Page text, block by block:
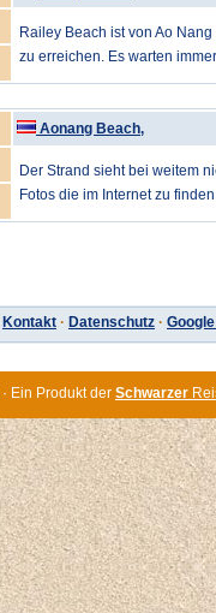
Railey Beach ist von Ao
zu erreichen. Es warten
Aonang Beach,
Der Strand sieht bei weitem
Fotos die im Internet zu
Kontakt · Datenschutz ·
· Ein Produkt der Schwarzer